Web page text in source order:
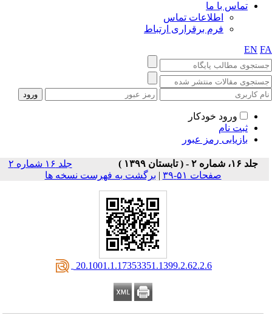
تماس با ما
اطلاعات تماس
فرم برقراری ارتباط
EN
ورود خودکار
ثبت نام
بازیابی رمز عبور
جلد ۱۶، شماره ۲ - ( تابستان ۱۳۹۹ )
جلد ۱۶ شماره ۲
صفحات ۵۱-۳۹
| برگشت به فهرست نسخه ها
‎ 20.1001.1.17353351.1399.2.62.2.6